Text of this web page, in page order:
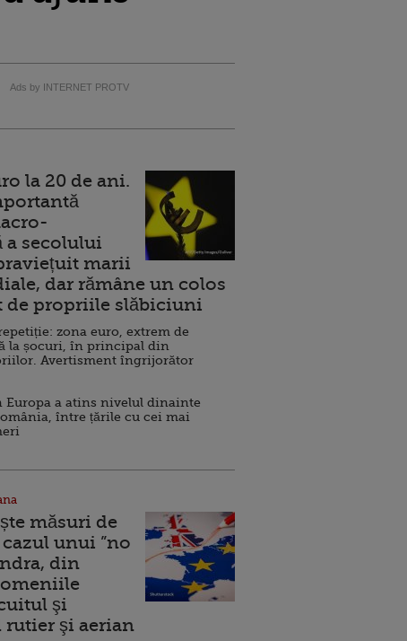
Ads by INTERNET PROTV
la 20 de ani.
a secolului
marii
dar rămâne un colos
de propriile slăbiciuni
zona euro, extrem de
la șocuri, în principal din
Avertisment îngrijorător
Europa a atins nivelul dinainte
între țările cu cei mai
măsuri de
unui ”no
din
şi
şi aerian